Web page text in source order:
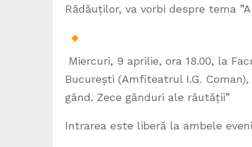
Rădăuților, va vorbi despre tema
Miercuri, 9 aprilie, ora 18.00, la
București (Amfiteatrul I.G.
gând. Zece gânduri ale răutății”
Intrarea este liberă la ambele